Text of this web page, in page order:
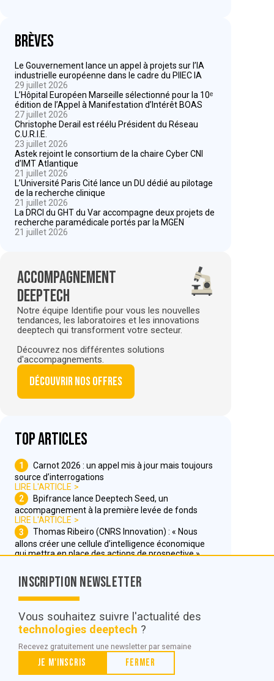
Brèves
Le Gouvernement lance un appel à projets sur l’IA
industrielle européenne dans le cadre du PIIEC IA
29 juillet 2026
L’Hôpital Européen Marseille sélectionné pour la 10ᵉ
édition de l’Appel à Manifestation d’Intérêt BOAS
27 juillet 2026
Christophe Derail est réélu Président du Réseau
C.U.R.I.E.
23 juillet 2026
Astek rejoint le consortium de la chaire Cyber CNI
d’IMT Atlantique
21 juillet 2026
L’Université Paris Cité lance un DU dédié au pilotage
de la recherche clinique
21 juillet 2026
La DRCI du GHT du Var accompagne deux projets de
recherche paramédicale portés par la MGEN
21 juillet 2026
Accompagnement
deeptech
Notre équipe Identifie pour vous les nouvelles
tendances, les laboratoires et les innovations
deeptech qui transforment votre secteur.
Découvrez nos différentes solutions
d'accompagnements.
Découvrir nos offres
Top articles
1
Carnot 2026 : un appel mis à jour mais toujours
source d’interrogations
LIRE L'ARTICLE
2
Bpifrance lance Deeptech Seed, un
accompagnement à la première levée de fonds
LIRE L'ARTICLE
3
Thomas Ribeiro (CNRS Innovation) : « Nous
allons créer une cellule d’intelligence économique
qui mettra en place des actions de prospective »
© POC Media 2026
Tous droits réservés.
Qui sommes nous ?
Mentions légales
Inscription Newsletter
Vous souhaitez suivre l'actualité des
technologies deeptech ?
Recevez gratuitement une newsletter par semaine
Je m'inscris Fermer